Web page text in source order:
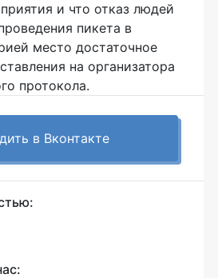
и что отказ людей
пикета в
место достаточное
на организатора
протокола.
в Вконтакте